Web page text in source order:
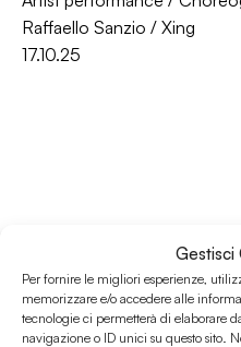
Gestisci
Per fornire le migliori esperienze,
memorizzare e/o accedere alle
tecnologie ci permetterà di elaborare
navigazione o ID unici su questo sito.
Raffaello Sanzio / Xing
17.10.25
Associazione Culturale